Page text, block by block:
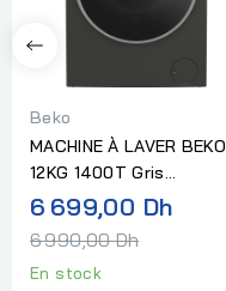
Beko
MACHINE À LAVER BEKO
12KG 1400T Gris
MANHATTAN
6 699,00 DhPrix
6 990,00 Dh
En stock